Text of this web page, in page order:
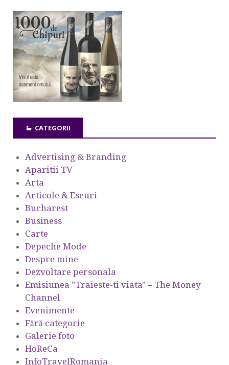
CATEGORII
Advertising & Branding
Aparitii TV
Arta
Articole & Eseuri
Bucharest
Business
Carte
Depeche Mode
Despre mine
Dezvoltare personala
Emisiunea "Traieste-ti viata" – The Money
Channel
Evenimente
Fără categorie
Galerie foto
HoReCa
InfoTravelRomania